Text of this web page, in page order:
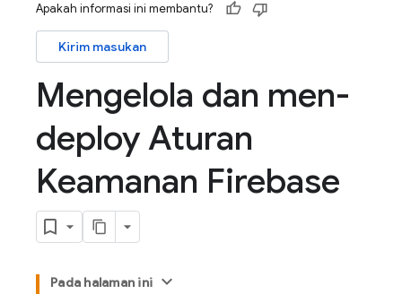
Apakah informasi ini membantu?
Kirim masukan
Mengelola dan men-
deploy Aturan
Keamanan Firebase
Pada halaman ini